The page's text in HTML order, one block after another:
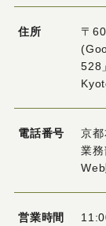
住所
〒
528
電話番号
京
業
営業時間